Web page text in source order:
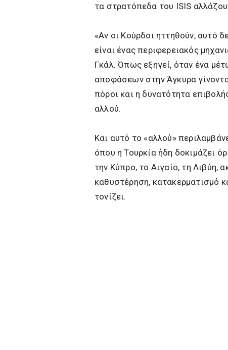
τα στρατόπεδα του ISIS
«Αν οι Κούρδοι ηττηθούν, αυτό
είναι ένας περιφερειακός
Γκάλ. Όπως εξηγεί, όταν ένα
αποφάσεων στην Άγκυρα
πόροι και η δυνατότητα
αλλού.
Και αυτό το «αλλού»
όπου η Τουρκία ήδη δοκιμάζει
την Κύπρο, το Αιγαίο, τη Λιβύη,
καθυστέρηση, κατακερματισμό
τονίζει.